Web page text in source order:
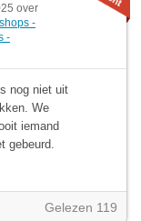
over
-
-
nog niet uit
We
iemand
gebeurd.
Gelezen 119